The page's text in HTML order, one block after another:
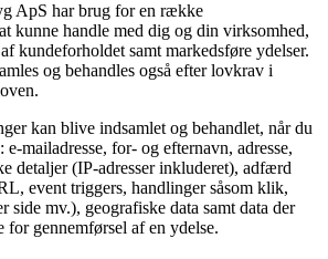
ApS har brug for en række
kunne handle med dig og din virksomhed,
kundeforholdet samt markedsføre ydelser.
og behandles også efter lovkrav i
kan blive indsamlet og behandlet, når du
: e-mailadresse, for- og efternavn, adresse,
detaljer (IP-adresser inkluderet), adfærd
event triggers, handlinger såsom klik,
side mv.), geografiske data samt data der
gennemførsel af en ydelse.